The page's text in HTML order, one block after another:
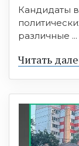
Кандидаты
различные ...
Читать